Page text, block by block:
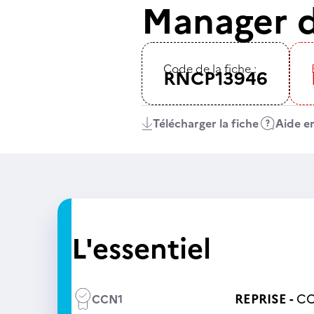
Manager
Code de la fiche :
RNCP13946
Télécharger la fiche Aide
L'essentiel
CCN1 REPRISE -